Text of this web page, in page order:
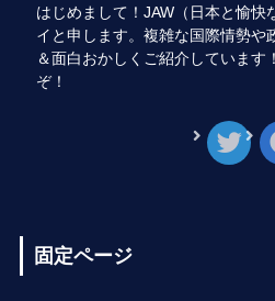
はじめまして！JAW（日本と愉快
イと申します。複雑な国際情勢や
＆面白おかしくご紹介しています
ぞ！
固定ページ